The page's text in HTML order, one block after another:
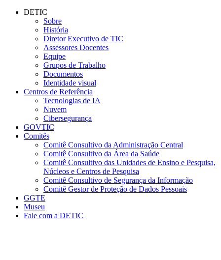
Conteúdo principal
DETIC
Sobre
História
Diretor Executivo de TIC
Assessores Docentes
Equipe
Grupos de Trabalho
Documentos
Identidade visual
Centros de Referência
Tecnologias de IA
Nuvem
Cibersegurança
GOVTIC
Comitês
Comitê Consultivo da Administração Central
Comitê Consultivo da Área da Saúde
Comitê Consultivo das Unidades de Ensino e Pesquisa,
Núcleos e Centros de Pesquisa
Comitê Consultivo de Segurança da Informação
Comitê Gestor de Proteção de Dados Pessoais
GGTE
Museu
Fale com a DETIC